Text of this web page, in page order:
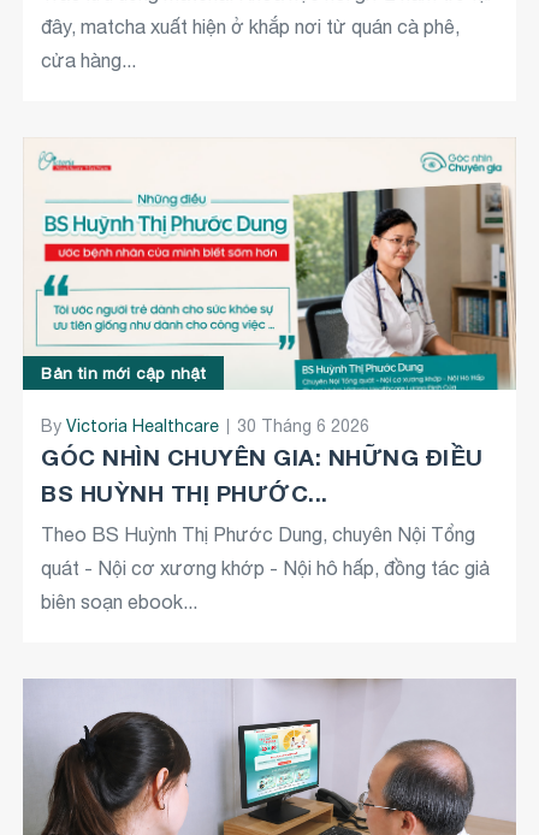
đây, matcha xuất hiện ở khắp nơi từ quán cà phê,
cửa hàng...
Bản tin mới cập nhật
ByVictoria Healthcare 30 Tháng 6 2026
GÓC NHÌN CHUYÊN GIA: NHỮNG ĐIỀU
BS HUỲNH THỊ PHƯỚC...
Theo BS Huỳnh Thị Phước Dung, chuyên Nội Tổng
quát - Nội cơ xương khớp - Nội hô hấp, đồng tác giả
biên soạn ebook...